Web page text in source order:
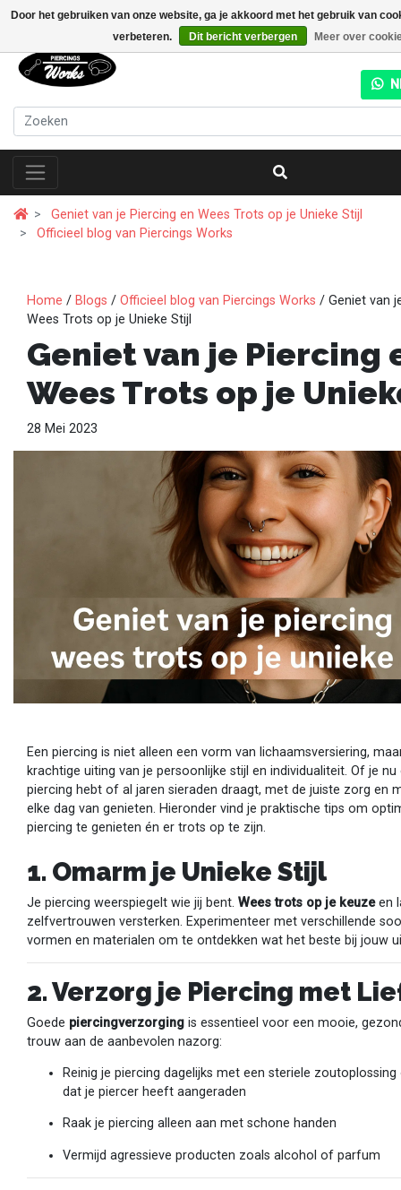
Door het gebruiken van onze website, ga je akkoord met het gebruik van
verbeteren.
Dit bericht verbergen Meer over
Geniet van je Piercing en Wees Trots op je Unieke Stijl
Officieel blog van Piercings Works
Home / Blogs / Officieel blog van Piercings Works / Geniet van
Wees Trots op je Unieke Stijl
Geniet van je Piercing
Wees Trots op je
28 Mei 2023
Een piercing is niet alleen een vorm van lichaamsversiering,
krachtige uiting van je persoonlijke stijl en individualiteit. Of je nu
piercing hebt of al jaren sieraden draagt, met de juiste zorg en
elke dag van genieten. Hieronder vind je praktische tips om
piercing te genieten én er trots op te zijn.
1. Omarm je Unieke Stijl
Je piercing weerspiegelt wie jij bent. Wees trots op je keuzeen
zelfvertrouwen versterken. Experimenteer met verschillende
vormen en materialen om te ontdekken wat het beste bij jouw
2. Verzorg je Piercing met
Goede piercingverzorging is essentieel voor een mooie,
trouw aan de aanbevolen nazorg:
Reinig je piercing dagelijks met een steriele
dat je piercer heeft aangeraden
Raak je piercing alleen aan met schone handen
Vermijd agressieve producten zoals alcohol of parfum